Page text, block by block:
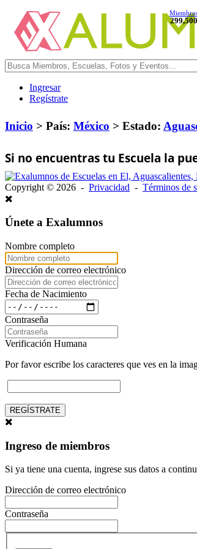
299,500
Ingresar
Regístrate
Inicio > País: México > Estado:
Si no encuentras tu Escuela la
Copyright © 2026 - Privacidad - Términos de
Únete a Exalumnos
Nombre completo
Dirección de correo electrónico
Fecha de Nacimiento
Contraseña
Verificación Humana
Por favor escribe los caracteres que ves en la
REGÍSTRATE
Ingreso de miembros
Si ya tiene una cuenta, ingrese sus datos a
Dirección de correo electrónico
Contraseña